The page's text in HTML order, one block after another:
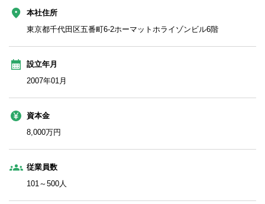
本社住所
東京都千代田区五番町6-2ホーマットホライゾンビル6階
設立年月
2007年01月
資本金
8,000万円
従業員数
101～500人